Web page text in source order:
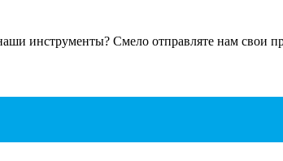
инструменты? Смело отправляте нам свои